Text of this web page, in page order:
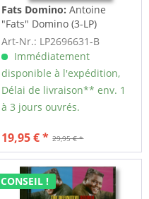
Fats Domino:Antoine
"Fats" Domino (3-LP)
Art-Nr.: LP2696631-B
Immédiatement
disponible à l'expédition,
Délai de livraison** env. 1
à 3 jours ouvrés.
29,95 € *
19,95 € *
CONSEIL !